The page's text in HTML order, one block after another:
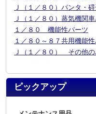
Ｊ（１／８０）パンタ・
Ｊ（１／８０）蒸気機関
１／８０ 機能性パーツ
１／８０～８７共用機能
Ｊ（１／８０） その他
ピックアップ